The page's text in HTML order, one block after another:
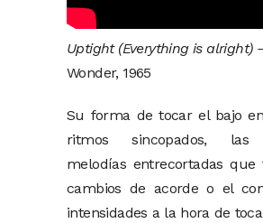
Uptight (Everything is alright)
Wonder, 1965
Su forma de tocar el bajo
ritmos sincopados, las
melodías entrecortadas que
cambios de acorde o el
intensidades a la hora de